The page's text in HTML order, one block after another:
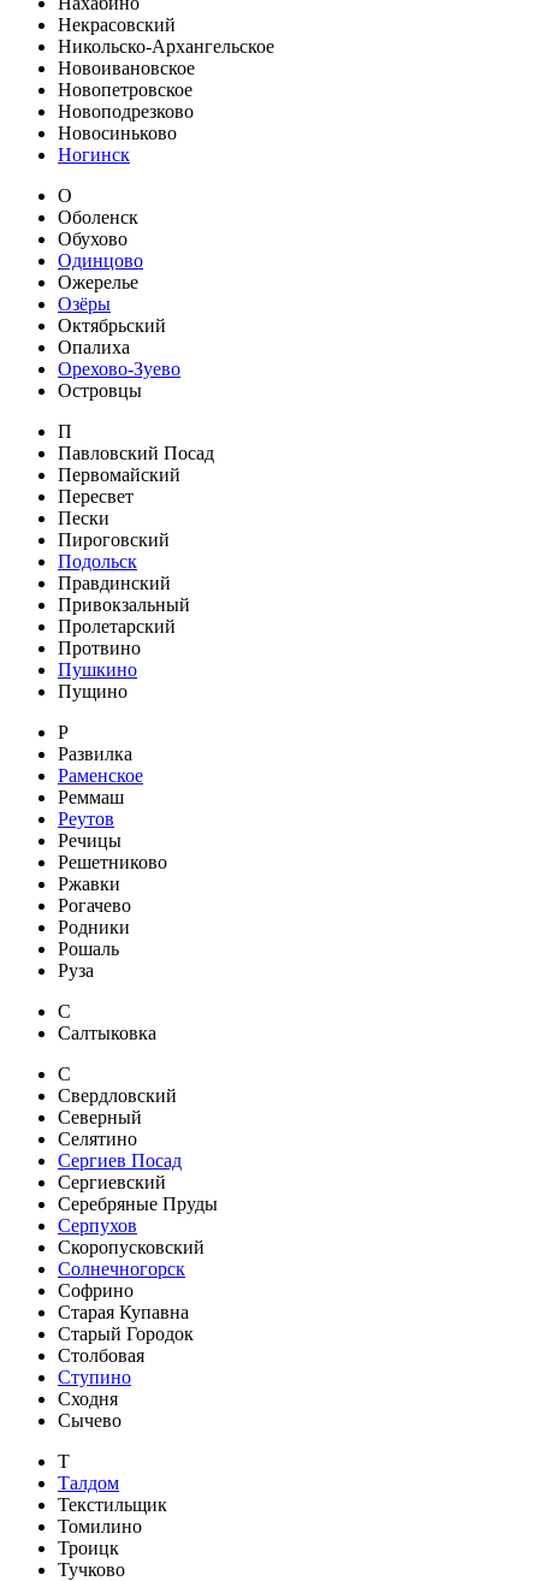
Некрасовский
Никольско-Архангельское
Новоивановское
Новопетровское
Новоподрезково
Новосиньково
Ногинск
О
Оболенск
Обухово
Одинцово
Ожерелье
Озёры
Октябрьский
Опалиха
Орехово-Зуево
Островцы
П
Павловский Посад
Первомайский
Пересвет
Пески
Пироговский
Подольск
Правдинский
Привокзальный
Пролетарский
Протвино
Пушкино
Пущино
Р
Развилка
Раменское
Реммаш
Реутов
Речицы
Решетниково
Ржавки
Рогачево
Родники
Рошаль
Руза
С
Салтыковка
С
Свердловский
Северный
Селятино
Сергиев Посад
Сергиевский
Серебряные Пруды
Серпухов
Скоропусковский
Солнечногорск
Софрино
Старая Купавна
Старый Городок
Столбовая
Ступино
Сходня
Сычево
Т
Талдом
Текстильщик
Томилино
Троицк
Тучково